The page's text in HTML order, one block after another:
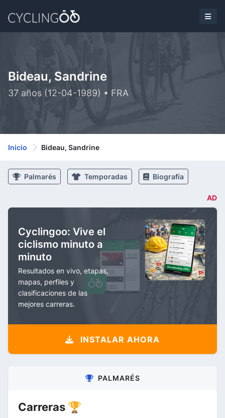
Bideau, Sandrine
37 años (12-04-1989) • FRA
Inicio Bideau, Sandrine
Palmarés Temporadas Biografía
AD
Cyclingoo: Vive el
ciclismo minuto a
minuto
Resultados en vivo, etapas,
mapas, perfiles y
clasificaciones de las
mejores carreras.
INSTALAR AHORA
PALMARÉS
Carreras 🏆